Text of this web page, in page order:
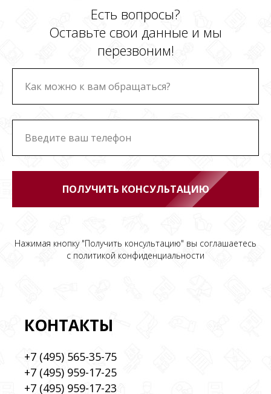
Есть вопросы?
Оставьте свои данные и мы
перезвоним!
ПОЛУЧИТЬ КОНСУЛЬТАЦИЮ
Нажимая кнопку "Получить консультацию" вы соглашаетесь
с политикой конфиденциальности
КОНТАКТЫ
+7 (495) 565-35-75
+7 (495) 959-17-25
+7 (495) 959-17-23